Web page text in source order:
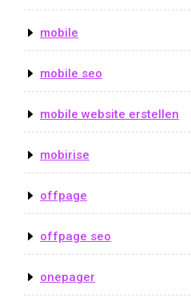
mobile
mobile seo
mobile website erstellen
mobirise
offpage
offpage seo
onepager